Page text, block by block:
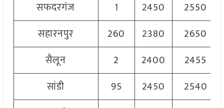
सफदरगंज
1 2450
2550
सहारनपुर
260 2380
2650
सैलून
2 2400
2455
सांडी
95 2450
2540